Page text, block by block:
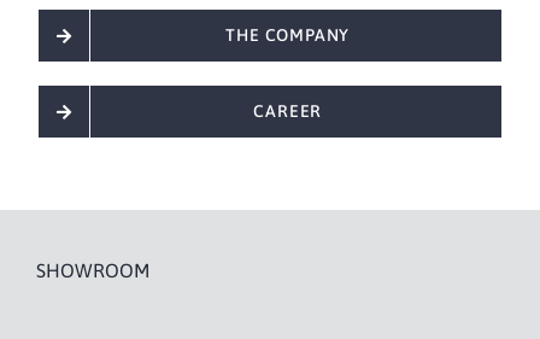
THE COMPANY
CAREER
SHOWROOM